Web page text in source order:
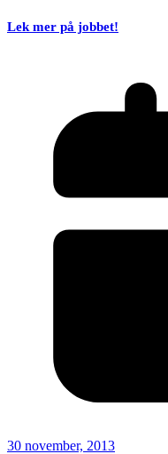
Lek mer på jobbet!
30 november, 2013